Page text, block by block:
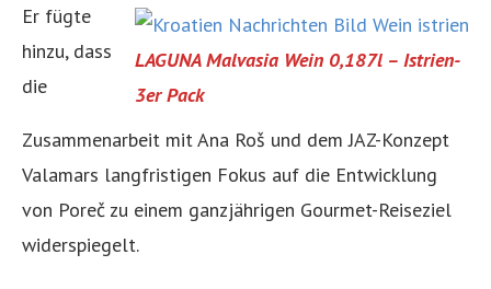
LAGUNA Malvasia Wein 0,187l – Istrien-
3er Pack
Er fügte
hinzu, dass
die
Zusammenarbeit mit Ana Roš und dem JAZ-Konzept
Valamars langfristigen Fokus auf die Entwicklung
von Poreč zu einem ganzjährigen Gourmet-Reiseziel
widerspiegelt.